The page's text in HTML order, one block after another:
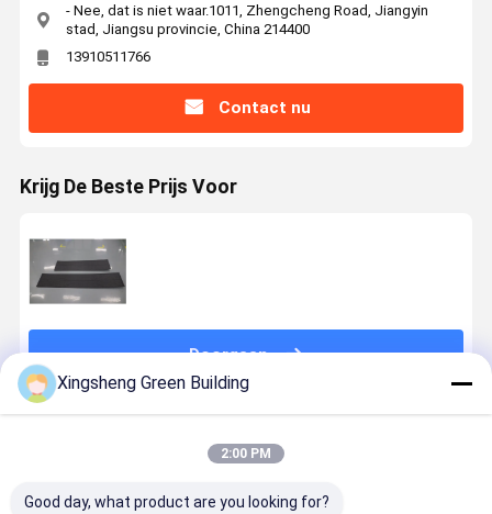
- Nee, dat is niet waar.1011, Zhengcheng Road, Jiangyin
stad, Jiangsu provincie, China 214400
13910511766
Contact nu
Krijg De Beste Prijs Voor
Doorgaan
Xingsheng Green Building
2:00 PM
Good day, what product are you looking for?